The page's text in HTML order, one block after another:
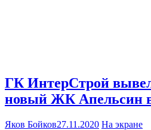
ГК ИнтерСтрой
новый ЖК Апельсин
Яков Бойков27.11.2020 На экране